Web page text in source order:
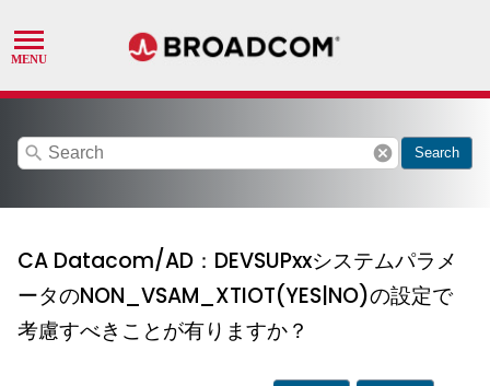
search cancel Search
CA Datacom/AD：DEVSUPxxシステムパラメ
ータのNON_VSAM_XTIOT(YES|NO)の設定で
考慮すべきことが有りますか？